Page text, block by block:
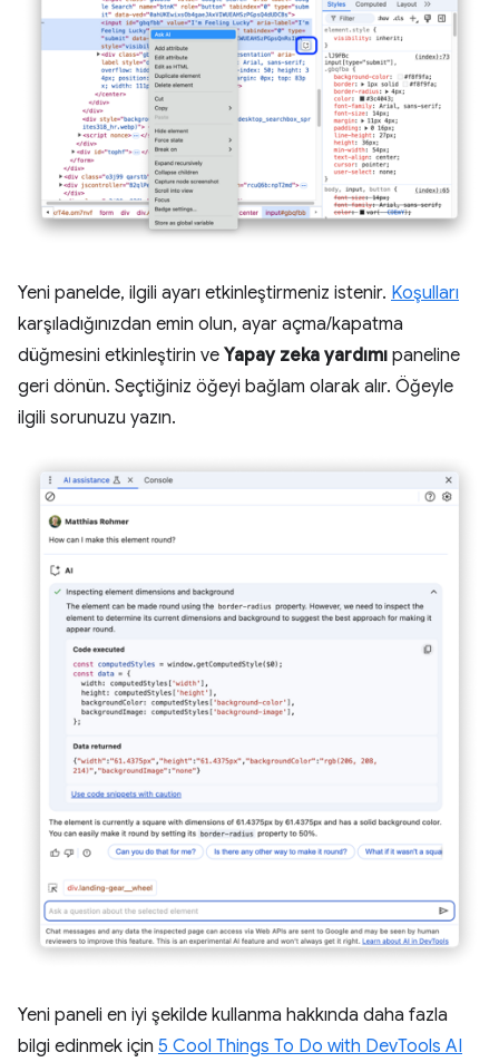
Yeni panelde, ilgili ayarı etkinleştirmeniz istenir. Koşulları
karşıladığınızdan emin olun, ayar açma/kapatma
düğmesini etkinleştirin ve Yapay zeka yardımı paneline
geri dönün. Seçtiğiniz öğeyi bağlam olarak alır. Öğeyle
ilgili sorunuzu yazın.
Yeni paneli en iyi şekilde kullanma hakkında daha fazla
bilgi edinmek için 5 Cool Things To Do with DevTools AI